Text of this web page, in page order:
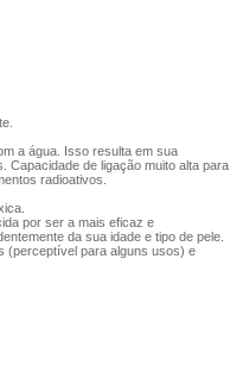
a água. Isso resulta em sua
Capacidade de ligação muito alta para
radioativos.
por ser a mais eficaz e
da sua idade e tipo de pele.
(perceptível para alguns usos) e